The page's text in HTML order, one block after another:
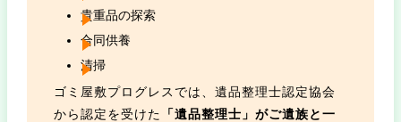
貴重品の探索
合同供養
清掃
ゴミ屋敷プログレスでは、遺品整理士認定協会
から認定を受けた
「遺品整理士」がご遺族と一